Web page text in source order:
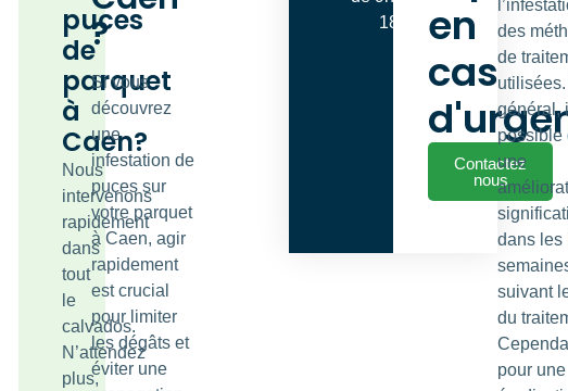
puces
de
parquet
à
Caen?
Nous
intervenons
rapidement
dans
tout
le
calvados.
N’attendez
plus,
?
Si vous
découvrez
une
infestation de
puces sur
votre parquet
à Caen, agir
rapidement
est crucial
pour limiter
les dégâts et
éviter une
18h00 en
cas
Contactez
nous
des
de
général,
possible
une
dans les
suivant
du
pour une